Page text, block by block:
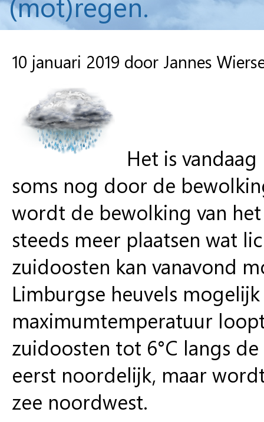
10 januari 2019 door Jannes
Het is
soms nog door de
wordt de bewolking van
steeds meer plaatsen wat
zuidoosten kan vanavond
Limburgse heuvels
maximumtemperatuur
zuidoosten tot 6°C langs
eerst noordelijk, maar
zee noordwest.